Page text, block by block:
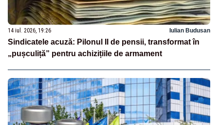
14 iul. 2026, 19:26 Iulian Budusan
Sindicatele acuză: Pilonul II de pensii, transformat în
„pușculiță” pentru achizițiile de armament